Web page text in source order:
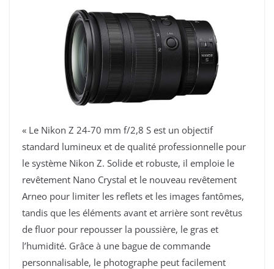
« Le Nikon Z 24-70 mm f/2,8 S est un objectif
standard lumineux et de qualité professionnelle pour
le système Nikon Z. Solide et robuste, il emploie le
revêtement Nano Crystal et le nouveau revêtement
Arneo pour limiter les reflets et les images fantômes,
tandis que les éléments avant et arrière sont revêtus
de fluor pour repousser la poussière, le gras et
l’humidité. Grâce à une bague de commande
personnalisable, le photographe peut facilement